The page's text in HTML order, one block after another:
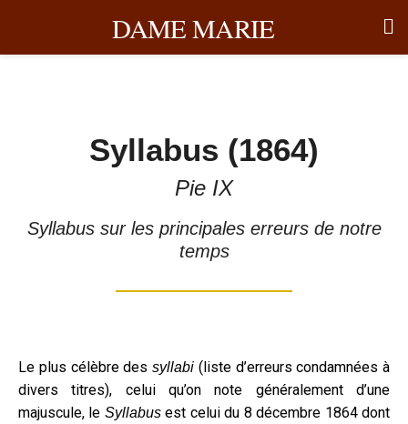
DAME MARIE
Syllabus (1864)
Pie IX
Syllabus sur les principales erreurs de notre
temps
Le plus célèbre des syllabi (liste d’erreurs condamnées à
divers titres), celui qu’on note généralement d’une
majuscule, le Syllabusest celui du 8 décembre 1864 dont